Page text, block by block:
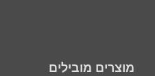
מוצרים מובילים